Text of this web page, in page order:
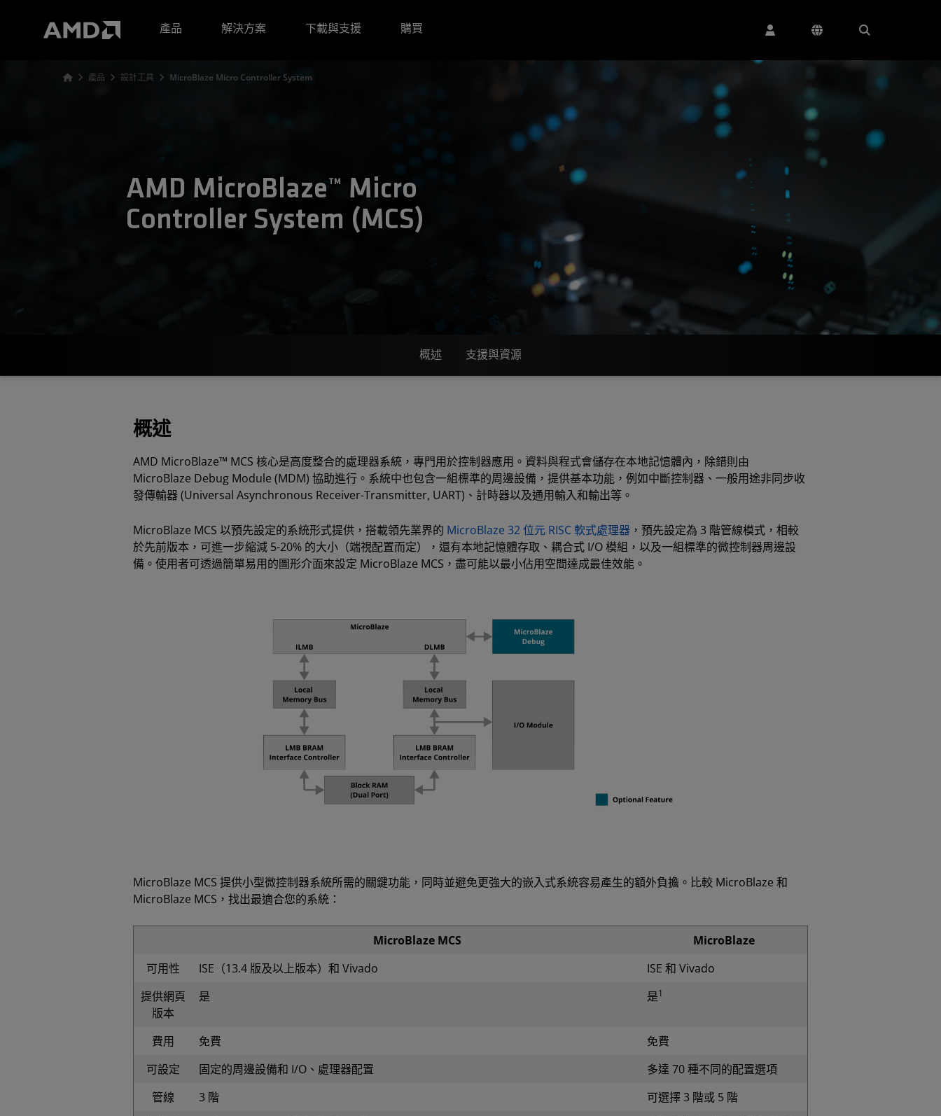
產品
解決方案 下載與支援 購買
產品 設計工具 MicroBlaze Micro Controller System
AMD MicroBlaze™ Micro
Controller System (MCS)
概述 支援與資源
概述
AMD MicroBlaze™ MCS 核心是高度整合的處理器系統，專門用於控制器應用。資料與程式會儲存在本地記憶體內，除錯則由
MicroBlaze Debug Module (MDM) 協助進行。系統中也包含一組標準的周邊設備，提供基本功能，例如中斷控制器、一般用途非同步收
發傳輸器 (Universal Asynchronous Receiver-Transmitter, UART)、計時器以及通用輸入和輸出等。
MicroBlaze MCS 以預先設定的系統形式提供，搭載領先業界的 MicroBlaze 32 位元 RISC 軟式處理器，預先設定為 3 階管線模式，相較
於先前版本，可進一步縮減 5-20% 的大小（端視配置而定），還有本地記憶體存取、耦合式 I/O 模組，以及一組標準的微控制器周邊設
備。使用者可透過簡單易用的圖形介面來設定 MicroBlaze MCS，盡可能以最小佔用空間達成最佳效能。
MicroBlaze MCS 提供小型微控制器系統所需的關鍵功能，同時並避免更強大的嵌入式系統容易產生的額外負擔。比較 MicroBlaze 和
MicroBlaze MCS，找出最適合您的系統：
MicroBlaze MCS
MicroBlaze
可用性
ISE（13.4 版及以上版本）和 Vivado
ISE 和 Vivado
提供網頁
版本
是 是1
費用 免費
免費
可設定
固定的周邊設備和 I/O、處理器配置
多達 70 種不同的配置選項
管線
3 階
可選擇 3 階或 5 階